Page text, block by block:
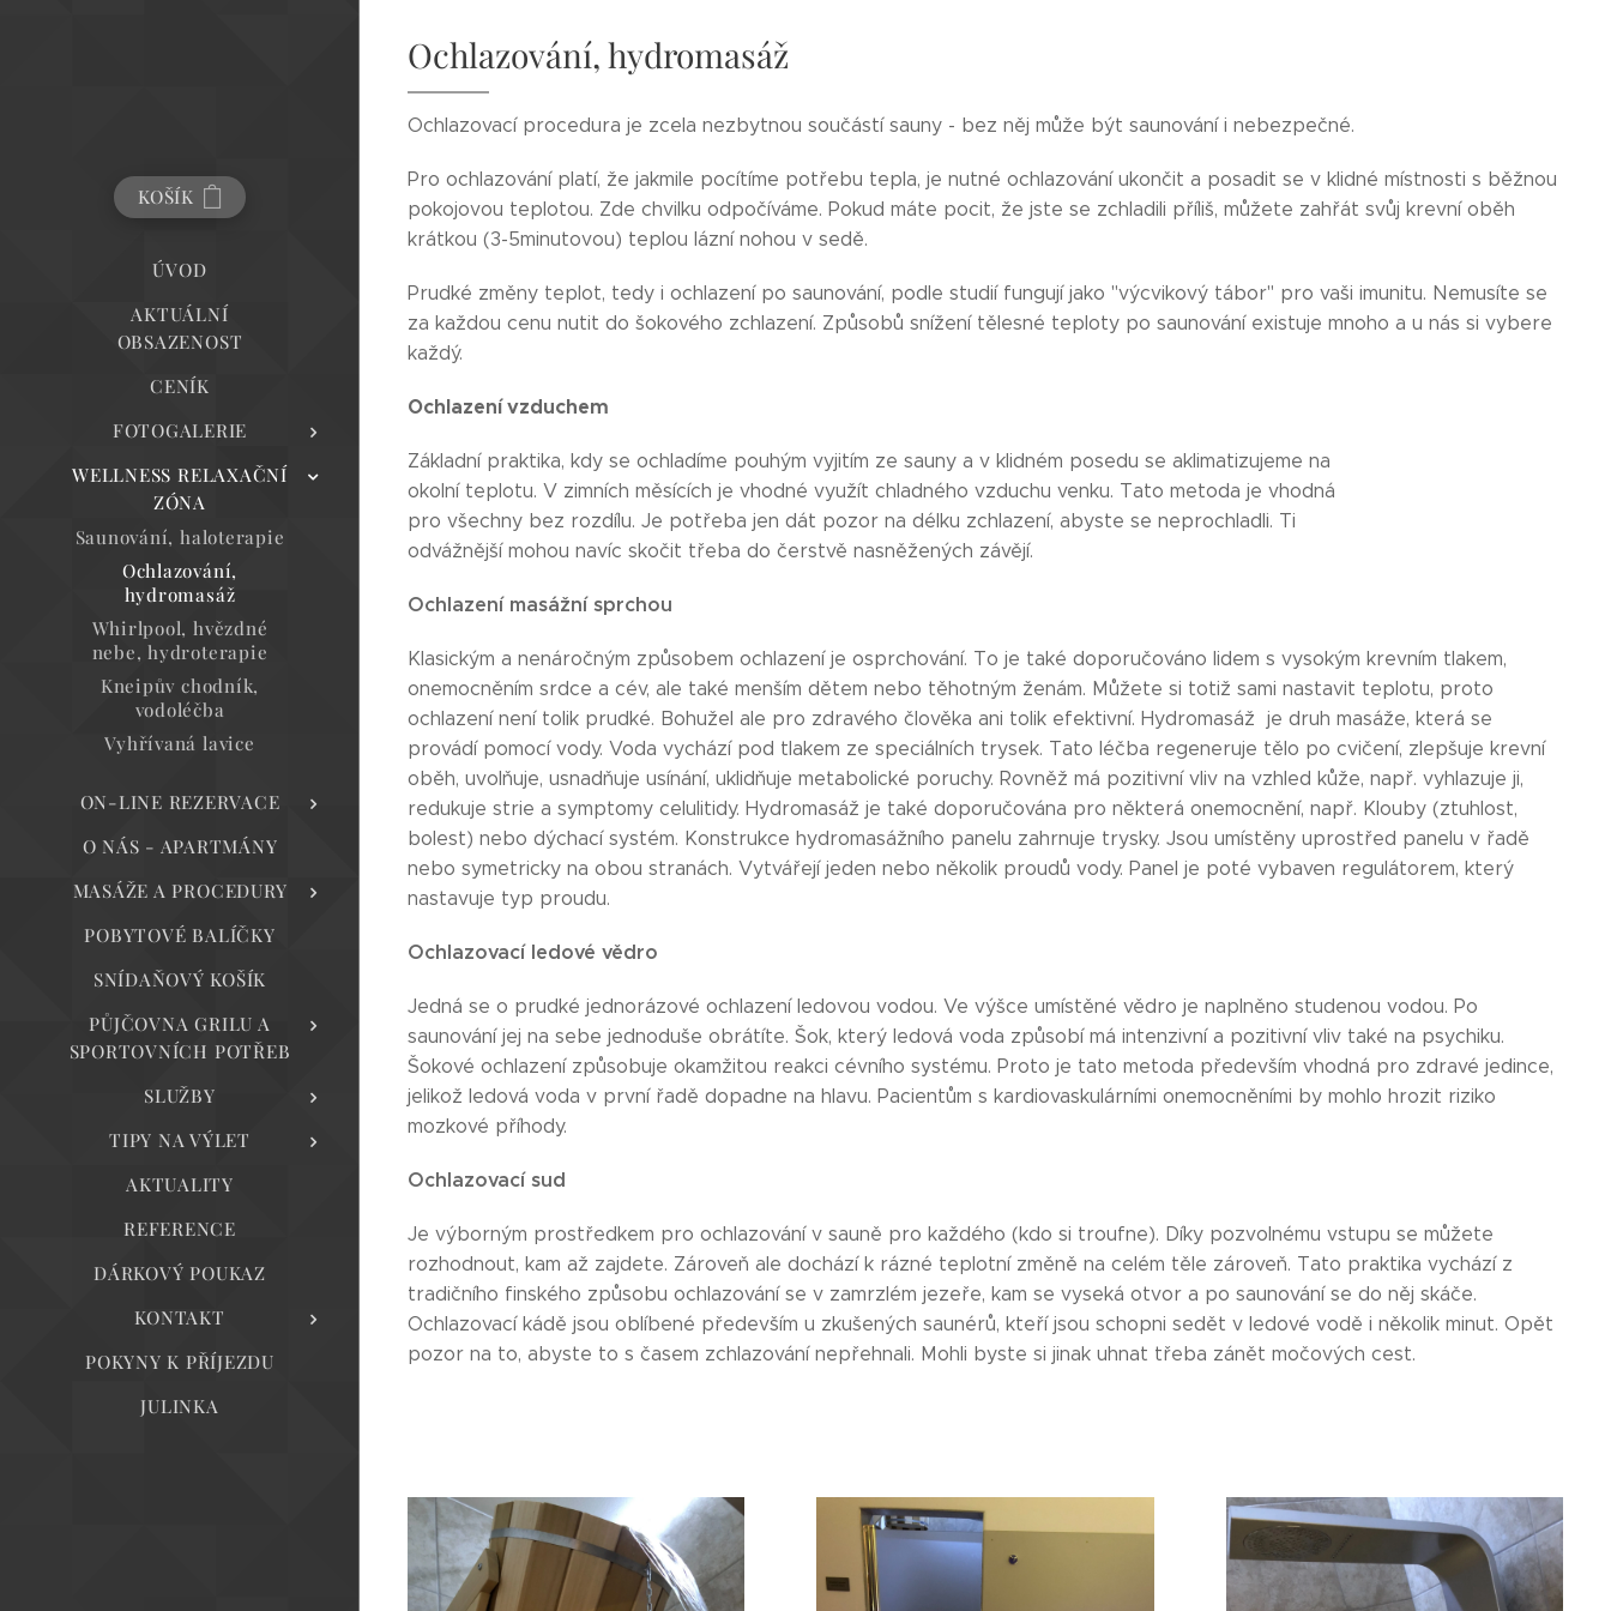
KOŠÍK
ÚVOD
AKTUÁLNÍ
OBSAZENOST
CENÍK
FOTOGALERIE
WELLNESS RELAXAČNÍ
ZÓNA
Saunování, haloterapie
Ochlazování,
hydromasáž
Whirlpool, hvězdné
nebe, hydroterapie
Kneipův chodník,
vodoléčba
Vyhřívaná lavice
ON-LINE REZERVACE
O NÁS - APARTMÁNY
MASÁŽE A PROCEDURY
POBYTOVÉ BALÍČKY
SNÍDAŇOVÝ KOŠÍK
PŮJČOVNA GRILU A
SPORTOVNÍCH POTŘEB
SLUŽBY
TIPY NA VÝLET
AKTUALITY
REFERENCE
DÁRKOVÝ POUKAZ
KONTAKT
POKYNY K PŘÍJEZDU
JULINKA
Ochlazování, hydromasáž
Ochlazovací procedura je zcela nezbytnou součástí sauny - bez něj může být saunování i nebezpečné.
Pro ochlazování platí, že jakmile pocítíme potřebu tepla, je nutné ochlazování ukončit a posadit se v klidné místnosti s běžnou
pokojovou teplotou. Zde chvilku odpočíváme. Pokud máte pocit, že jste se zchladili příliš, můžete zahřát svůj krevní oběh
krátkou (3-5minutovou) teplou lázní nohou v sedě.
Prudké změny teplot, tedy i ochlazení po saunování, podle studií fungují jako "výcvikový tábor" pro vaši imunitu. Nemusíte se
za každou cenu nutit do šokového zchlazení. Způsobů snížení tělesné teploty po saunování existuje mnoho a u nás si vybere
každý.
Ochlazení vzduchem
Základní praktika, kdy se ochladíme pouhým vyjitím ze sauny a v klidném posedu se aklimatizujeme na
okolní teplotu. V zimních měsících je vhodné využít chladného vzduchu venku. Tato metoda je vhodná
pro všechny bez rozdílu. Je potřeba jen dát pozor na délku zchlazení, abyste se neprochladli. Ti
odvážnější mohou navíc skočit třeba do čerstvě nasněžených závějí.
Ochlazení masážní sprchou
Klasickým a nenáročným způsobem ochlazení je osprchování. To je také doporučováno lidem s vysokým krevním tlakem,
onemocněním srdce a cév, ale také menším dětem nebo těhotným ženám. Můžete si totiž sami nastavit teplotu, proto
ochlazení není tolik prudké. Bohužel ale pro zdravého člověka ani tolik efektivní. Hydromasáž je druh masáže, která se
provádí pomocí vody. Voda vychází pod tlakem ze speciálních trysek. Tato léčba regeneruje tělo po cvičení, zlepšuje krevní
oběh, uvolňuje, usnadňuje usínání, uklidňuje metabolické poruchy. Rovněž má pozitivní vliv na vzhled kůže, např. vyhlazuje ji,
redukuje strie a symptomy celulitidy. Hydromasáž je také doporučována pro některá onemocnění, např. Klouby (ztuhlost,
bolest) nebo dýchací systém. Konstrukce hydromasážního panelu zahrnuje trysky. Jsou umístěny uprostřed panelu v řadě
nebo symetricky na obou stranách. Vytvářejí jeden nebo několik proudů vody. Panel je poté vybaven regulátorem, který
nastavuje typ proudu.
Ochlazovací ledové vědro
Jedná se o prudké jednorázové ochlazení ledovou vodou. Ve výšce umístěné vědro je naplněno studenou vodou. Po
saunování jej na sebe jednoduše obrátíte. Šok, který ledová voda způsobí má intenzivní a pozitivní vliv také na psychiku.
Šokové ochlazení způsobuje okamžitou reakci cévního systému. Proto je tato metoda především vhodná pro zdravé jedince,
jelikož ledová voda v první řadě dopadne na hlavu. Pacientům s kardiovaskulárními onemocněními by mohlo hrozit riziko
mozkové příhody.
Ochlazovací sud
Je výborným prostředkem pro ochlazování v sauně pro každého (kdo si troufne). Díky pozvolnému vstupu se můžete
rozhodnout, kam až zajdete. Zároveň ale dochází k rázné teplotní změně na celém těle zároveň. Tato praktika vychází z
tradičního finského způsobu ochlazování se v zamrzlém jezeře, kam se vyseká otvor a po saunování se do něj skáče.
Ochlazovací kádě jsou oblíbené především u zkušených saunérů, kteří jsou schopni sedět v ledové vodě i několik minut. Opět
pozor na to, abyste to s časem zchlazování nepřehnali. Mohli byste si jinak uhnat třeba zánět močových cest.